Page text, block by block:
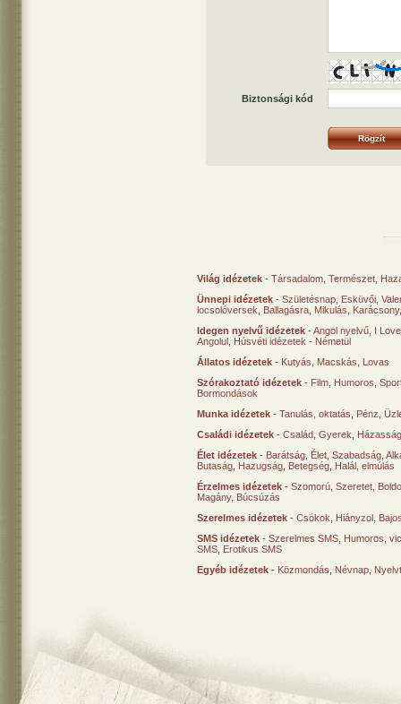
Biztonsági kód
Világ idézetek - Társadalom Természet
Ünnepi idézetek - Születésnap Esküvői
locsolóversek
Ballagásra Mikulás Karácsony
Idegen nyelvű idézetek -Angol nyelvű I
Angolul Húsvéti idézetek - Németül
Állatos idézetek - Kutyás Macskás
Lovas
Szórakoztató idézetek - Film Humoros
Bormondások
Munka idézetek - Tanulás, oktatás Pénz
Családi idézetek - Család Gyerek
Élet idézetek - Barátság Élet Szabadság
Butaság Hazugság Betegség Halál, elmúlás
Érzelmes idézetek - Szomorú Szeretet
Magány, Búcsúzás
Szerelmes idézetek - Csókok Hiányzol
SMS idézetek - Szerelmes SMS Humoros,
SMS Erotikus SMS
Egyéb idézetek - Közmondás Névnap